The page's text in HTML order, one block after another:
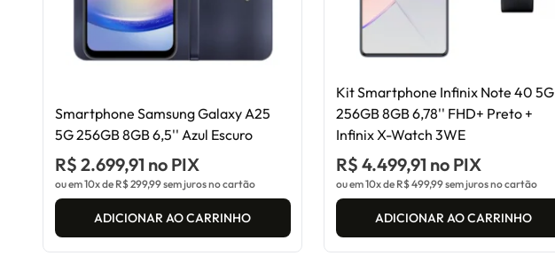
Smartphone Samsung Galaxy A25
5G 256GB 8GB 6,5'' Azul Escuro
R$ 2.699,91 no PIX
ou em 10x de R$ 299,99sem juros no cartão
ADICIONAR AO CARRINHO
Kit Smartphone Infinix Note 40 5G
256GB 8GB 6,78'' FHD+ Preto +
Infinix X-Watch 3WE
R$ 4.499,91 no PIX
ou em 10x de R$ 499,99sem juros no cartão
ADICIONAR AO CARRINHO
CAFETEIRAS
Confira a nossa